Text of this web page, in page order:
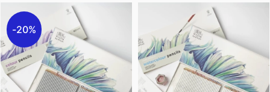
20%